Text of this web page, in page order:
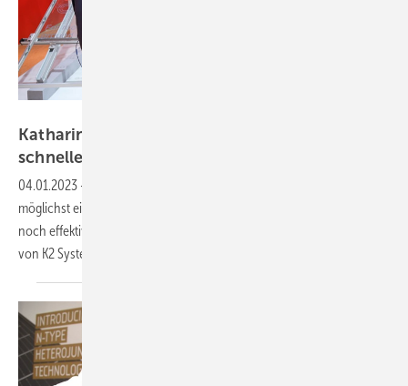
Katharina David von K2 Systems: Einfache und
schnelle Montage auf dem
04.01.2023 -
möglichst einfach, möglichst solide. Wie die Montage auf dem Dach
noch effektiver werden kann, das verrät uns Katharina David, CEO
von K2Systems.